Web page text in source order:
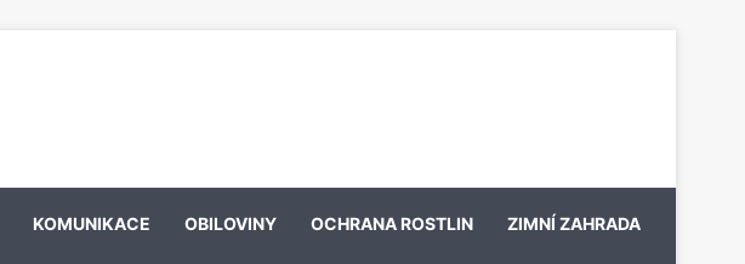
KOMUNIKACE OBILOVINY OCHRANA ROSTLIN ZIMNÍ ZAHRADA